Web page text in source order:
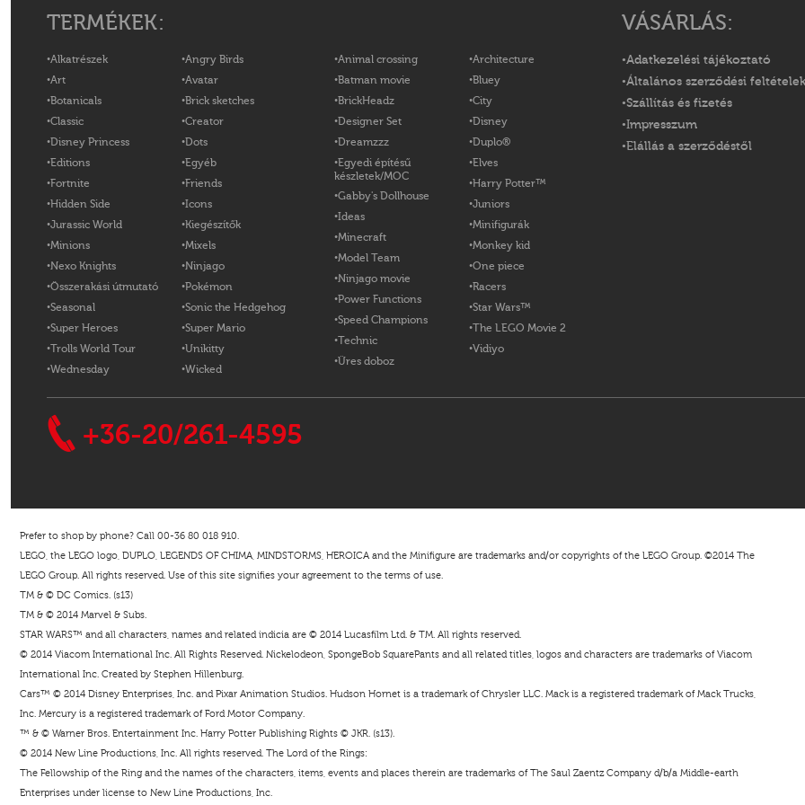
TERMÉKEK:
Alkatrészek
Art
Botanicals
Classic
Disney Princess
Editions
Fortnite
Hidden Side
Jurassic World
Minions
Nexo Knights
Összerakási útmutató
Seasonal
Super Heroes
Trolls World Tour
Wednesday
Angry Birds
Avatar
Brick sketches
Creator
Dots
Egyéb
Friends
Icons
Kiegészítők
Mixels
Ninjago
Pokémon
Sonic the Hedgehog
Super Mario
Unikitty
Wicked
Animal crossing
Batman movie
BrickHeadz
Designer Set
Dreamzzz
Egyedi építésű
készletek/MOC
Gabby's Dollhouse
Ideas
Minecraft
Model Team
Ninjago movie
Power Functions
Speed Champions
Technic
Üres doboz
Architecture
Bluey
City
Disney
Duplo®
Elves
Harry Potter™
Juniors
Minifigurák
Monkey kid
One piece
Racers
Star Wars™
The LEGO Movie 2
Vidiyo
VÁSÁRLÁS:
Adatkezelési tájékoztató
Általános szerződési feltételek
Szállítás és fizetés
Impresszum
Elállás a szerződéstől
+36-20/261-4595
Prefer to shop by phone? Call 00-36 80 018 910.
LEGO, the LEGO logo, DUPLO, LEGENDS OF CHIMA, MINDSTORMS, HEROICA and the Minifigure are trademarks and/or copyrights of the LEGO Group. ©2014 The
LEGO Group. All rights reserved. Use of this site signifies your agreement to the terms of use.
TM & © DC Comics. (s13)
TM & © 2014 Marvel & Subs.
STAR WARS™ and all characters, names and related indicia are © 2014 Lucasfilm Ltd. & TM. All rights reserved.
© 2014 Viacom International Inc. All Rights Reserved. Nickelodeon, SpongeBob SquarePants and all related titles, logos and characters are trademarks of Viacom
International Inc. Created by Stephen Hillenburg.
Cars™ © 2014 Disney Enterprises, Inc. and Pixar Animation Studios. Hudson Hornet is a trademark of Chrysler LLC. Mack is a registered trademark of Mack Trucks,
Inc. Mercury is a registered trademark of Ford Motor Company.
™ & © Warner Bros. Entertainment Inc. Harry Potter Publishing Rights © JKR. (s13).
© 2014 New Line Productions, Inc. All rights reserved. The Lord of the Rings:
The Fellowship of the Ring and the names of the characters, items, events and places therein are trademarks of The Saul Zaentz Company d/b/a Middle-earth
Enterprises under license to New Line Productions, Inc.